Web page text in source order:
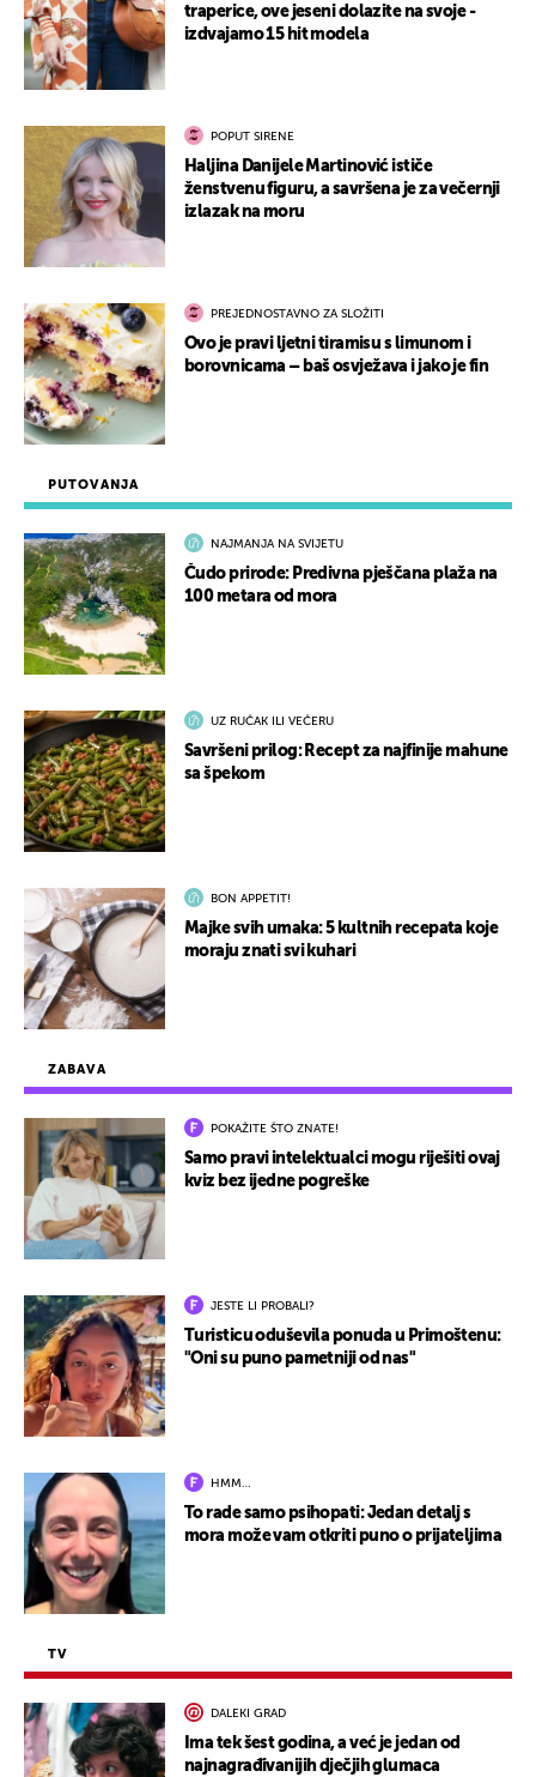
ZABAVA
POKAŽITE ŠTO ZNATE!
Samo pravi intelektualci mogu riješiti ovaj
kviz bez ijedne pogreške
JESTE LI PROBALI?
Turisticu oduševila ponuda u Primoštenu:
"Oni su puno pametniji od nas"
HMM…
To rade samo psihopati: Jedan detalj s
mora može vam otkriti puno o prijateljima
TV
DALEKI GRAD
Ima tek šest godina, a već je jedan od
najnagrađivanijih dječjih glumaca
PUTOVANJA
NAJMANJA NA SVIJETU
Čudo prirode: Predivna pješčana plaža na
100 metara od mora
UZ RUČAK ILI VEČERU
Savršeni prilog: Recept za najfinije mahune
sa špekom
BON APPETIT!
Majke svih umaka: 5 kultnih recepata koje
moraju znati svi kuhari
traperice, ove jeseni dolazite na svoje -
izdvajamo 15 hit modela
POPUT SIRENE
Haljina Danijele Martinović ističe
ženstvenu figuru, a savršena je za večernji
izlazak na moru
PREJEDNOSTAVNO ZA SLOŽITI
Ovo je pravi ljetni tiramisu s limunom i
borovnicama – baš osvježava i jako je fin